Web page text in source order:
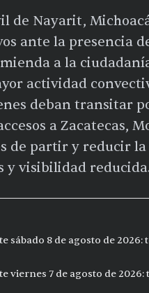
de Nayarit,
ante la presencia
a la
actividad
deban transitar
a Zacatecas,
de partir y reducir
y visibilidad
sábado 8 de agosto de
viernes 7 de agosto de